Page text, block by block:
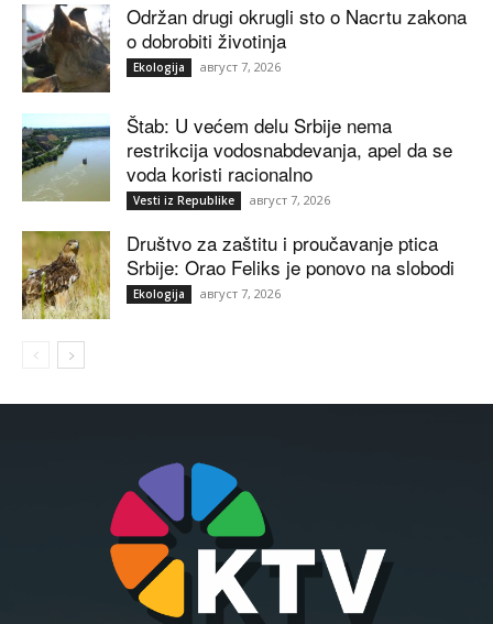
Održan drugi okrugli sto o Nacrtu zakona
o dobrobiti životinja
Ekologija август 7, 2026
Štab: U većem delu Srbije nema
restrikcija vodosnabdevanja, apel da se
voda koristi racionalno
Vesti iz Republike август 7, 2026
Društvo za zaštitu i proučavanje ptica
Srbije: Orao Feliks je ponovo na slobodi
Ekologija август 7, 2026